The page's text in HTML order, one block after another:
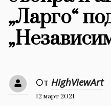
Красота
777
Книги 1188
„Ларго“
От HighViewArt
12 март 2021